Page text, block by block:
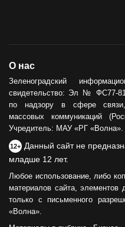
О нас
Зеленоградский
свидетельство: Эл № ФС77-
по надзору в сфере
массовых коммуникаций
Учредитель: МАУ «РГ «Волна».
12+ Данный сайт не
младше 12 лет.
Любое использование, либо
материалов сайта, элементов
только с письменного
«Волна».